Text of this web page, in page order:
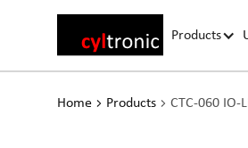
Products
Home Products CTC-060 IO-